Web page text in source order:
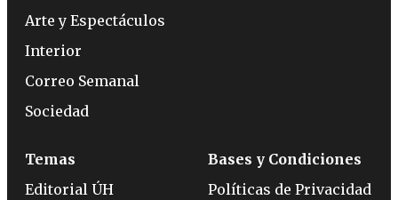
Arte y Espectáculos
Interior
Correo Semanal
Sociedad
Temas
Editorial ÚH
Bases y Condiciones
Políticas de Privacidad